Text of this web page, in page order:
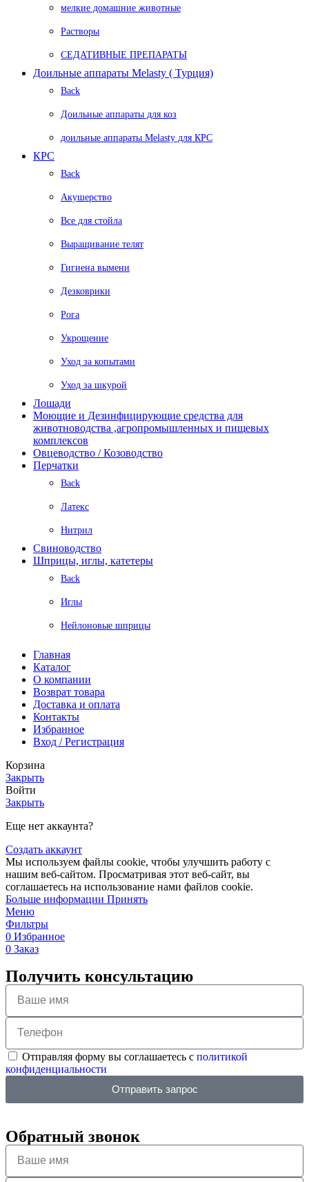
мелкие домашние животные
Растворы
СЕДАТИВНЫЕ ПРЕПАРАТЫ
Доильные аппараты Melasty ( Турция)
Back
Доильные аппараты для коз
доильные аппараты Melasty для КРС
КРС
Back
Акушерство
Все для стойла
Выращивание телят
Гигиена вымени
Дезковрики
Рога
Укрощение
Уход за копытами
Уход за шкурой
Лошади
Моющие и Дезинфицирующие средства для
животноводства ,агропромышленных и пищевых
комплексов
Овцеводство / Козоводство
Перчатки
Back
Латекс
Нитрил
Свиноводство
Шприцы, иглы, катетеры
Back
Иглы
Нейлоновые шприцы
Главная
Каталог
О компании
Возврат товара
Доставка и оплата
Контакты
Избранное
Вход / Регистрация
Корзина
Закрыть
Войти
Закрыть
Еще нет аккаунта?
Создать аккаунт
Мы используем файлы cookie, чтобы улучшить работу с
нашим веб-сайтом. Просматривая этот веб-сайт, вы
соглашаетесь на использование нами файлов cookie.
Больше информации Принять
Меню
Фильтры
0 Избранное
0 Заказ
Получить консультацию
Отправляя форму вы соглашаетесь с политикой
конфиденциальности
Отправить запрос
Обратный звонок